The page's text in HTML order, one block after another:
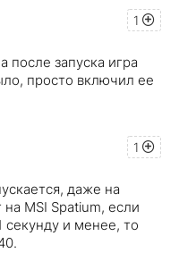
1
после запуска игра
просто включил ее
1
даже на
MSI Spatium, если
секунду и менее, то